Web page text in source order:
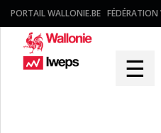
PORTAIL WALLONIE.BE FÉDÉRATION
☰